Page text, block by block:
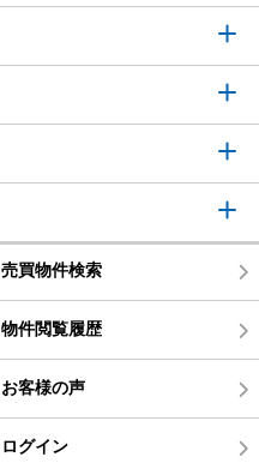
売買物件検索
物件閲覧履歴
お客様の声
ログイン